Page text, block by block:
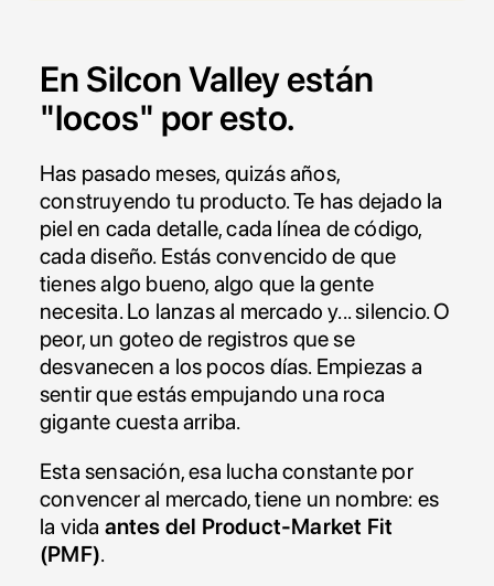
En Silcon Valley están
"locos" por esto.
Has pasado meses, quizás años,
construyendo tu producto. Te has dejado la
piel en cada detalle, cada línea de código,
cada diseño. Estás convencido de que
tienes algo bueno, algo que la gente
necesita. Lo lanzas al mercado y... silencio. O
peor, un goteo de registros que se
desvanecen a los pocos días. Empiezas a
sentir que estás empujando una roca
gigante cuesta arriba.
Esta sensación, esa lucha constante por
convencer al mercado, tiene un nombre: es
la vida antes del Product-Market Fit
(PMF).